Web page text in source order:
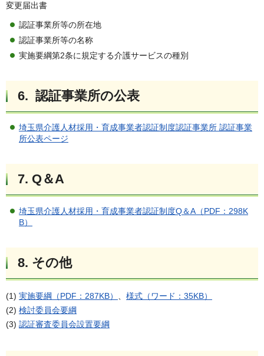
変更届出書
認証事業所等の所在地
認証事業所等の名称
実施要綱第2条に規定する介護サービスの種別
6. 認証事業所の公表
埼玉県介護人材採用・育成事業者認証制度認証事業所 認証事業
所公表ページ
7. Q＆A
埼玉県介護人材採用・育成事業者認証制度Q＆A（PDF：298K
B）
8. その他
(1) 実施要綱（PDF：287KB） 、 様式（ワード：35KB）
(2) 検討委員会要綱
(3) 認証審査委員会設置要綱